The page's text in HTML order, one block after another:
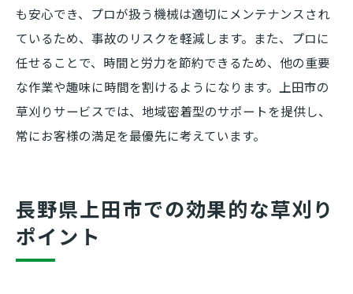
も安心でき、プロが扱う機械は適切にメンテナンスされ
ているため、事故のリスクを軽減します。また、プロに
任せることで、時間と労力を節約できるため、他の重要
な作業や趣味に時間を割けるようになります。上田市の
草刈りサービスでは、地域密着型のサポートを提供し、
常にお客様の満足を最優先に考えています。
長野県上田市での効果的な草刈り
ポイント